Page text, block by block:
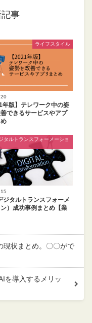
事
ライフスタイル
年版】テレワーク中の姿
できるサービスやアプ
タルトランスフォーメーショ
ジタルトランスフォーメ
）成功事例まとめ【業
現状まとめ。〇〇がで
を導入するメリッ